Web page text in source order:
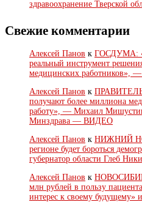
здравоохранение Тверской
Свежие комментарии
Алексей Панов к ГОСДУМА:
реальный инструмент
медицинских работников»,
Алексей Панов к
получают более миллиона
работу», — Михаил Мишустин
Минздрава — ВИДЕО
Алексей Панов к НИЖНИЙ
регионе будет бороться
губернатор области Глеб
Алексей Панов к
млн рублей в пользу
интерес к своему